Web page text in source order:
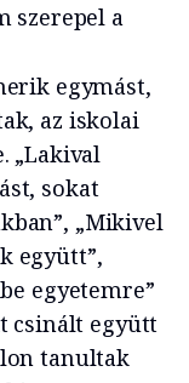
szerepel a
egymást,
az iskolai
„Lakival
sokat
„Mikivel
együtt”,
egyetemre”
csinált együtt
tanultak